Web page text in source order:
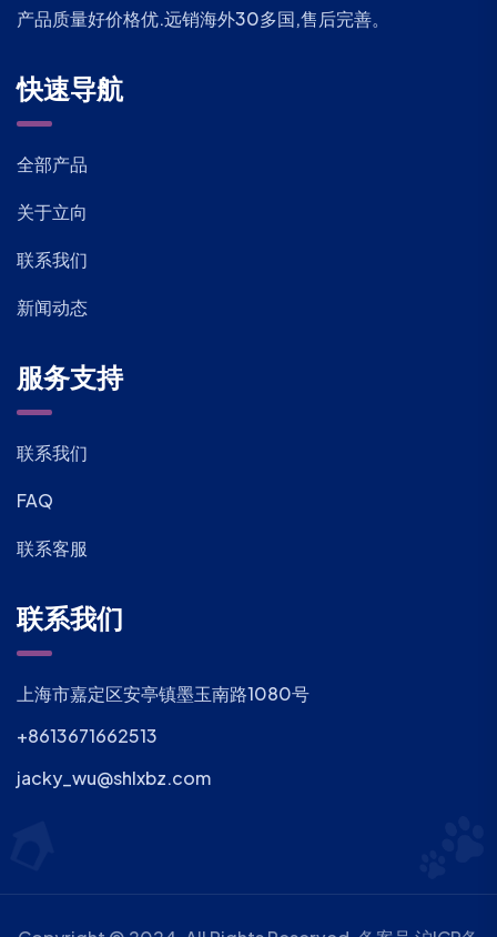
产品质量好价格优.远销海外30多国,售后完善。
快速导航
全部产品
关于立向
联系我们
新闻动态
服务支持
联系我们
FAQ
联系客服
联系我们
上海市嘉定区安亭镇墨玉南路1080号
+8613671662513
jacky_wu@shlxbz.com